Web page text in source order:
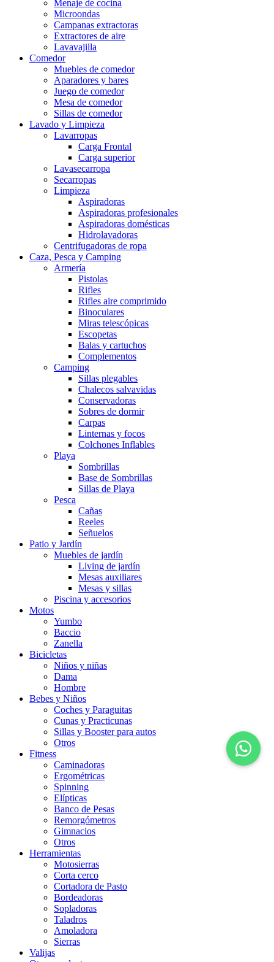
Menaje de cocina
Microondas
Campanas extractoras
Extractores de aire
Lavavajilla
Comedor
Muebles de comedor
Aparadores y bares
Juego de comedor
Mesa de comedor
Sillas de comedor
Lavado y Limpieza
Lavarropas
Carga Frontal
Carga superior
Lavasecarropa
Secarropas
Limpieza
Aspiradoras
Aspiradoras profesionales
Aspiradoras domésticas
Hidrolavadoras
Centrifugadoras de ropa
Caza, Pesca y Camping
Armería
Pistolas
Rifles
Rifles aire comprimido
Binoculares
Miras telescópicas
Escopetas
Balas y cartuchos
Complementos
Camping
Sillas plegables
Chalecos salvavidas
Conservadoras
Sobres de dormir
Carpas
Linternas y focos
Colchones Inflables
Playa
Sombrillas
Base de Sombrillas
Sillas de Playa
Pesca
Cañas
Reeles
Señuelos
Patio y Jardín
Muebles de jardín
Living de jardín
Mesas auxiliares
Mesas y sillas
Piscina y accesorios
Motos
Yumbo
Baccio
Zanella
Bicicletas
Niños y niñas
Dama
Hombre
Bebes y Niños
Coches y Paraguitas
Cunas y Practicunas
Sillas y Booster para autos
Otros
Fitness
Caminadoras
Ergométricas
Spinning
Elípticas
Banco de Pesas
Remorgómetros
Gimnacios
Otros
Herramientas
Motosierras
Corta cerco
Cortadora de Pasto
Bordeadoras
Sopladoras
Taladros
Amoladora
Sierras
Valijas